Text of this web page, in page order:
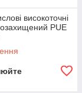
високоточні
PUE